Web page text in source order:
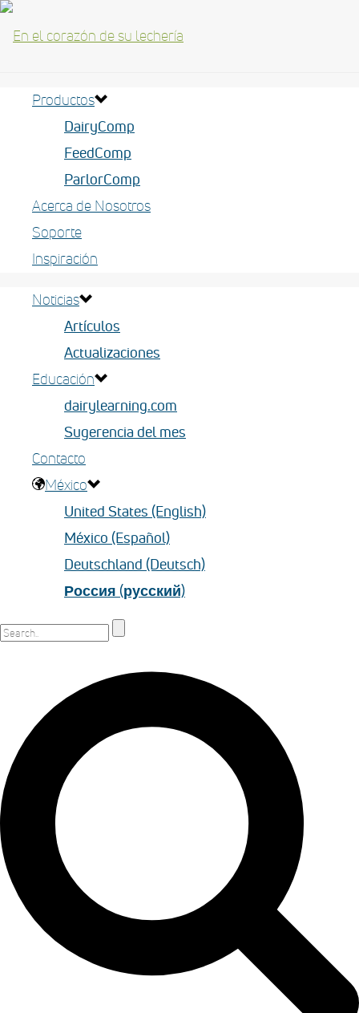
Productos
DairyComp
FeedComp
ParlorComp
Acerca de Nosotros
Soporte
Inspiración
Noticias
Artículos
Actualizaciones
Educación
dairylearning.com
Sugerencia del mes
Contacto
México
United States (English)
México (Español)
Deutschland (Deutsch)
Россия (русский)